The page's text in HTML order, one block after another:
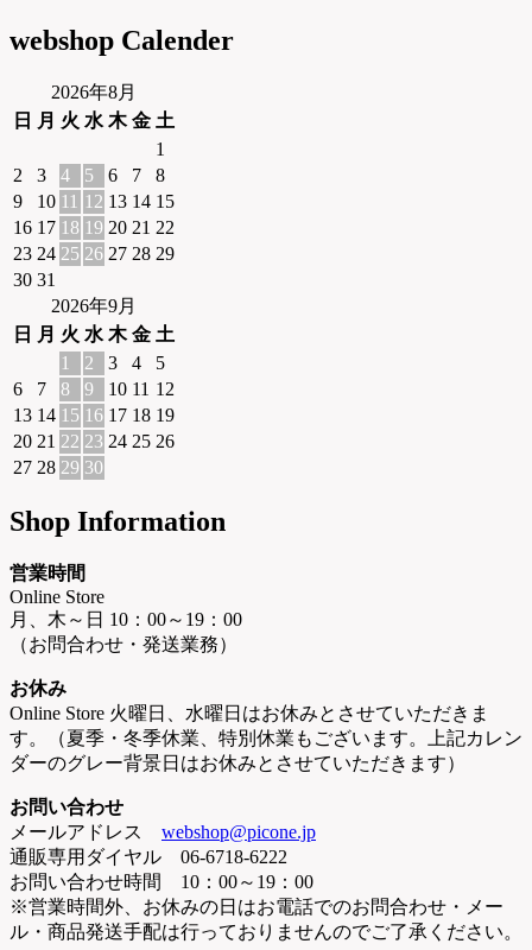
webshop Calender
2026年8月
日
月 火 水 木 金 土
1
2
3 4 5 6 7
8
9
10 11 12 13 14 15
16 17 18 19 20 21 22
23 24 25 26 27 28 29
30 31
2026年9月
日
月 火 水 木 金 土
1
2 3 4
5
6
7 8 9 10 11 12
13 14 15 16 17 18 19
20 21 22 23 24 25 26
27 28 29 30
Shop Information
営業時間
Online Store
月、木～日 10：00～19：00
（お問合わせ・発送業務）
お休み
Online Store 火曜日、水曜日はお休みとさせていただきま
す。（夏季・冬季休業、特別休業もございます。上記カレン
ダーのグレー背景日はお休みとさせていただきます）
お問い合わせ
メールアドレス webshop@picone.jp
通販専用ダイヤル 06-6718-6222
お問い合わせ時間 10：00～19：00
※営業時間外、お休みの日はお電話でのお問合わせ・メー
ル・商品発送手配は行っておりませんのでご了承ください。